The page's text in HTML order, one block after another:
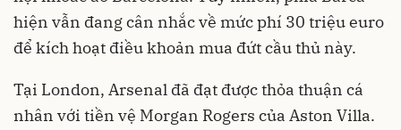
hiện vẫn đang cân nhắc về mức phí 30 triệu euro
để kích hoạt điều khoản mua đứt cầu thủ này.
Tại London, Arsenal đã đạt được thỏa thuận cá
nhân với tiền vệ Morgan Rogers của Aston Villa.